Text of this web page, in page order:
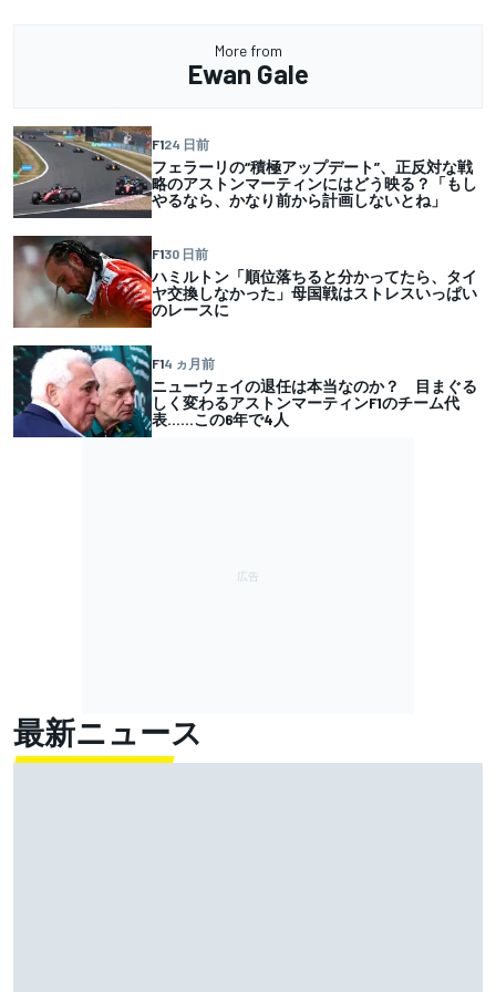
More from
Ewan Gale
F124 日前
フェラーリの“積極アップデート”、正反対な戦
略のアストンマーティンにはどう映る？「もし
やるなら、かなり前から計画しないとね」
F130 日前
ハミルトン「順位落ちると分かってたら、タイ
ヤ交換しなかった」母国戦はストレスいっぱい
のレースに
F14 ヵ月前
ニューウェイの退任は本当なのか？ 目まぐる
しく変わるアストンマーティンF1のチーム代
表……この6年で4人
最新ニュース